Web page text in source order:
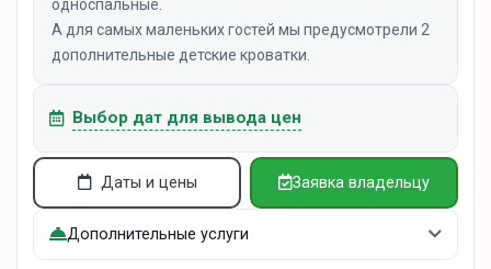
односпальные.
А для самых маленьких гостей мы предусмотрели 2
дополнительные детские кроватки.
Выбор дат для вывода цен
Даты и цены Заявка владельцу
Дополнительные услуги